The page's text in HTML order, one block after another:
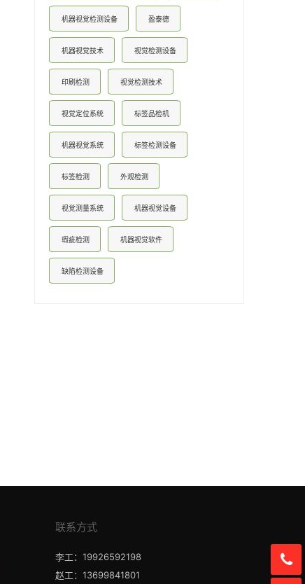
机器视觉检测设备 盈泰德
机器视觉技术 视觉检测设备
印刷检测 视觉检测技术
视觉定位系统 标签品检机
机器视觉系统 标签检测设备
标签检测 外观检测
视觉测量系统 机器视觉设备
瑕疵检测 机器视觉软件
缺陷检测设备
联系方式
李工：19926592198
赵工：13699841801